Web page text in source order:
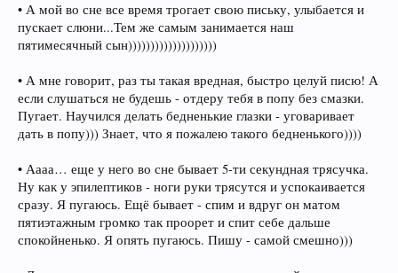
• А мой во сне все время трогает свою письку, улыбается и
пускает слюни...Тем же самым занимается наш
пятимесячный сын))))))))))))))))))))
• А мне говорит, раз ты такая вредная, быстро целуй писю! А
если слушаться не будешь - отдеру тебя в попу без смазки.
Пугает. Научился делать бедненькие глазки - уговаривает
дать в попу))) Знает, что я пожалею такого бедненького))))
• Аааа… еще у него во сне бывает 5-ти секундная трясучка.
Ну как у эпилептиков - ноги руки трясутся и успокаивается
сразу. Я пугаюсь. Ещё бывает - спим и вдруг он матом
пятиэтажным громко так проорет и спит себе дальше
спокойненько. Я опять пугаюсь. Пишу - самой смешно)))